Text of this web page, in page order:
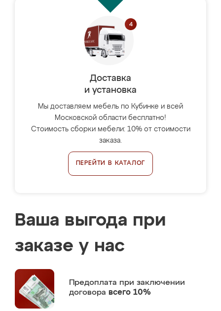
Доставка
и установка
Мы доставляем мебель по Кубинке и всей
Московской области бесплатно!
Стоимость сборки мебели: 10% от стоимости
заказа.
ПЕРЕЙТИ В КАТАЛОГ
Ваша выгода при
заказе у нас
Предоплата при заключении
договора всего 10%